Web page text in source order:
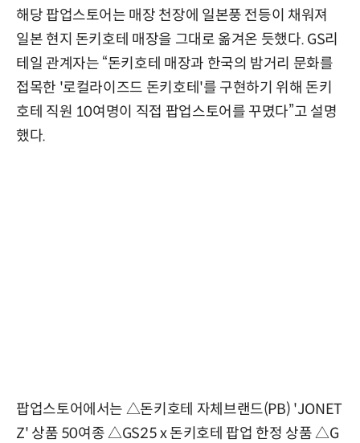
해당 팝업스토어는 매장 천장에 일본풍 전등이 채워져
일본 현지 돈키호테 매장을 그대로 옮겨온 듯했다. GS리
테일 관계자는 “돈키호테 매장과 한국의 밤거리 문화를
접목한 '로컬라이즈드 돈키호테'를 구현하기 위해 돈키
호테 직원 10여명이 직접 팝업스토어를 꾸몄다”고 설명
했다.
팝업스토어에서는 △돈키호테 자체브랜드(PB) 'JONET
Z' 상품 50여종 △GS25 x 돈키호테 팝업 한정 상품 △G